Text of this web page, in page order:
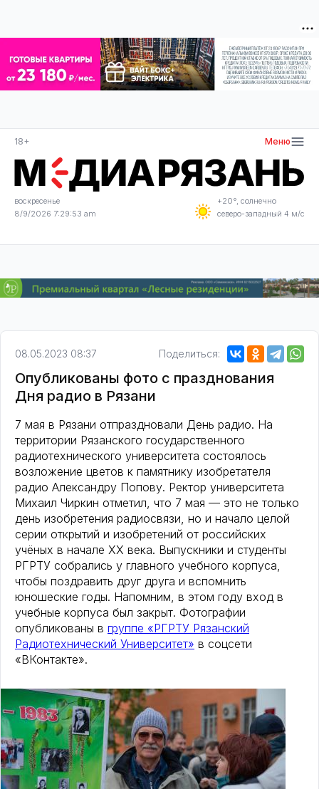
18+ Меню
воскресенье
8/9/2026 7:29:53 am
+20°, солнечно
северо-западный 4 м/с
08.05.2023 08:37 Поделиться:
Опубликованы фото с празднования
Дня радио в Рязани
7 мая в Рязани отпраздновали День радио. На
территории Рязанского государственного
радиотехнического университета состоялось
возложение цветов к памятнику изобретателя
радио Александру Попову. Ректор университета
Михаил Чиркин отметил, что 7 мая — это не только
день изобретения радиосвязи, но и начало целой
серии открытий и изобретений от российских
учёных в начале ХХ века. Выпускники и студенты
РГРТУ собрались у главного учебного корпуса,
чтобы поздравить друг друга и вспомнить
юношеские годы. Напомним, в этом году вход в
учебные корпуса был закрыт. Фотографии
опубликованы в группе «РГРТУ Рязанский
Радиотехнический Университет» в соцсети
«ВКонтакте».